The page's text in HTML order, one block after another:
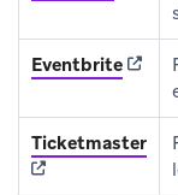
Eventbrite
Ticketmaster